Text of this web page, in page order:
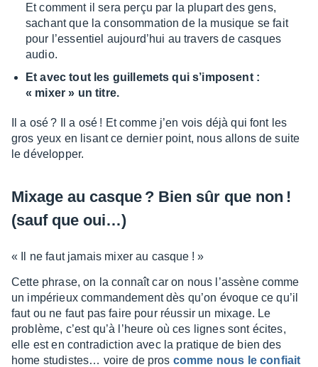
Et comment il sera perçu par la plupart des gens,
sachant que la consom­ma­tion de la musique se fait
pour l’es­sen­tiel aujour­d’hui au travers de casques
audio.
Et avec tout les guille­mets qui s’im­posent :
« mixer » un titre.
Il a osé ? Il a osé ! Et comme j’en vois déjà qui font les
gros yeux en lisant ce dernier point, nous allons de suite
le déve­lop­per.
Mixage au casque ? Bien sûr que non !
(sauf que oui…)
« Il ne faut jamais mixer au casque ! »
Cette phrase, on la connaît car on nous l’as­sène comme
un impé­rieux comman­de­ment dès qu’on évoque ce qu’il
faut ou ne faut pas faire pour réus­sir un mixage. Le
problème, c’est qu’à l’heure où ces lignes sont écites,
elle est en contra­dic­tion avec la pratique de bien des
home studis­tes… voire de pros comme nous le confiait